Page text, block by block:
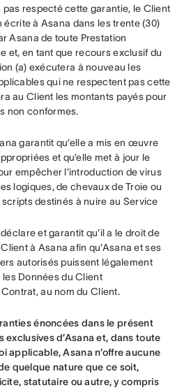
pas respecté cette garantie, le Client
à Asana dans les trente (30)
Asana de toute Prestation
et, en tant que recours exclusif du
(a) exécutera à nouveau les
qui ne respectent pas cette
au Client les montants payés pour
non conformes.
garantit qu’elle a mis en œuvre
et qu’elle met à jour le
empêcher l’introduction de virus
logiques, de chevaux de Troie ou
destinés à nuire au Service
et garantit qu’il a le droit de
à Asana afin qu’Asana et ses
autorisés puissent légalement
Données du Client
au nom du Client.
énoncées dans le présent
d’Asana et, dans toute
applicable, Asana n’offre aucune
quelque nature que ce soit,
statutaire ou autre, y compris